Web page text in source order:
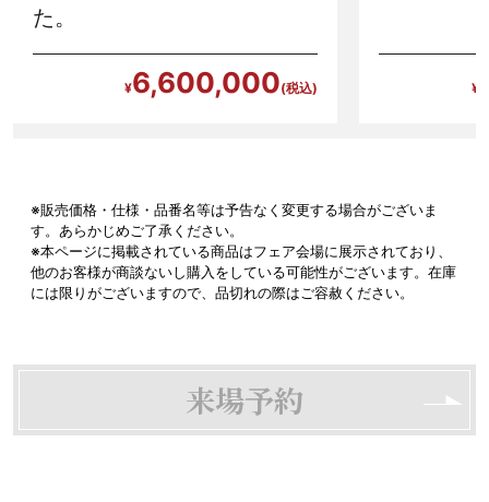
た。
6,600,000
※販売価格・仕様・品番名等は予告なく変更する場合がございま
す。あらかじめご了承ください。
※本ページに掲載されている商品はフェア会場に展示されており、
他のお客様が商談ないし購入をしている可能性がございます。在庫
には限りがございますので、品切れの際はご容赦ください。
来場予約